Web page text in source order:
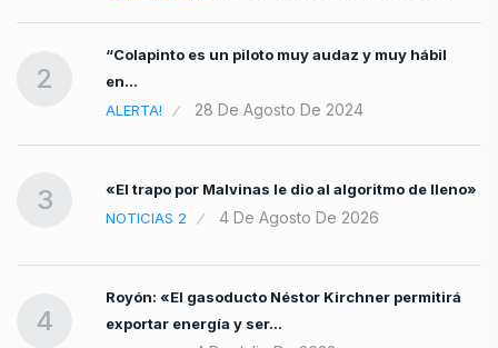
2
“Colapinto es un piloto muy audaz y muy hábil
en…
ALERTA!
28 De Agosto De 2024
3
«El trapo por Malvinas le dio al algoritmo de lleno»
NOTICIAS 2
4 De Agosto De 2026
4
Royón: «El gasoducto Néstor Kirchner permitirá
exportar energía y ser…